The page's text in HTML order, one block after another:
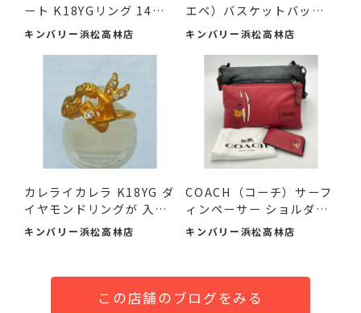
ート K18YGリング 14号
が ...
キンバリー浜松高林店
エベ）バスケットバッグ
ス...
キンバリー浜松高林店
カレライカレラ K18YG ダ
イヤモンドリングが 入
荷...
キンバリー浜松高林店
COACH（コーチ）サーフ
ィンペーサー ショルダー
バ...
キンバリー浜松高林店
この店舗のブログをみる